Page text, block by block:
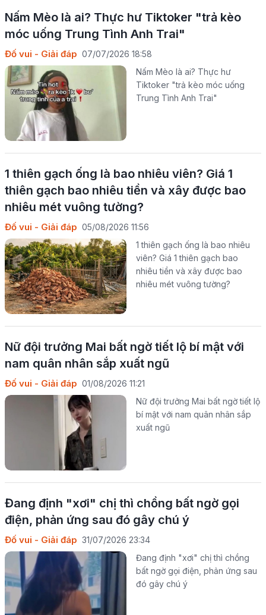
Nấm Mèo là ai? Thực hư Tiktoker "trả kèo
móc uống Trung Tình Anh Trai"
Đố vui - Giải đáp 07/07/2026 18:58
Nấm Mèo là ai? Thực hư
Tiktoker "trả kèo móc uống
Trung Tình Anh Trai"
1 thiên gạch ống là bao nhiêu viên? Giá 1
thiên gạch bao nhiêu tiền và xây được bao
nhiêu mét vuông tường?
Đố vui - Giải đáp 05/08/2026 11:56
1 thiên gạch ống là bao nhiêu
viên? Giá 1 thiên gạch bao
nhiêu tiền và xây được bao
nhiêu mét vuông tường?
Nữ đội trưởng Mai bất ngờ tiết lộ bí mật với
nam quân nhân sắp xuất ngũ
Đố vui - Giải đáp 01/08/2026 11:21
Nữ đội trưởng Mai bất ngờ tiết lộ
bí mật với nam quân nhân sắp
xuất ngũ
Đang định "xơi" chị thì chồng bất ngờ gọi
điện, phản ứng sau đó gây chú ý
Đố vui - Giải đáp 31/07/2026 23:34
Đang định "xơi" chị thì chồng
bất ngờ gọi điện, phản ứng sau
đó gây chú ý